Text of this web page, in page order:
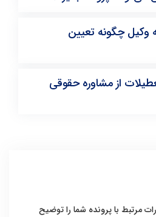
وکیل چگونه تعیین
از مشاوره حقوقی
مرتبط با پرونده شما را توضیح